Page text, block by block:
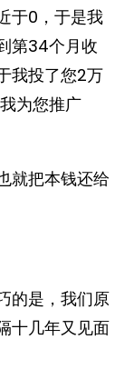
于0，于是我
第34个月收
我投了您2万
为您推广
就把本钱还给
的是，我们原
十几年又见面